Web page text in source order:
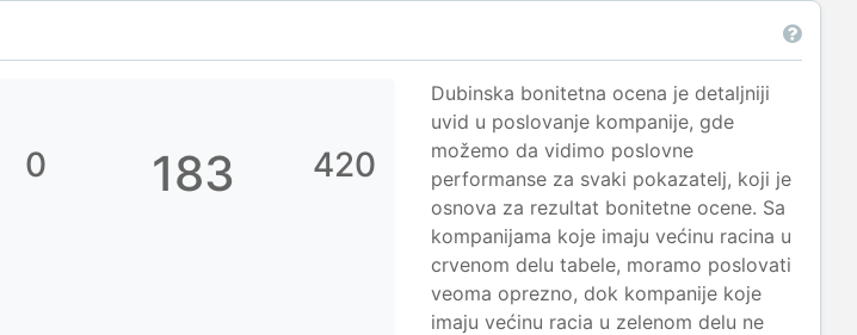
0 183 420
Dubinska bonitetna ocena je detaljniji
uvid u poslovanje kompanije, gde
možemo da vidimo poslovne
performanse za svaki pokazatelj, koji je
osnova za rezultat bonitetne ocene. Sa
kompanijama koje imaju većinu racina u
crvenom delu tabele, moramo poslovati
veoma oprezno, dok kompanije koje
imaju većinu racia u zelenom delu ne